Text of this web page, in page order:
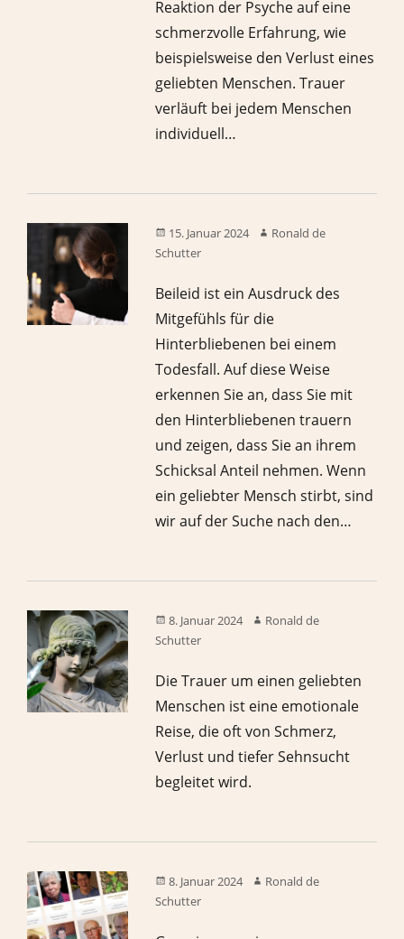
Reaktion der Psyche auf eine
schmerzvolle Erfahrung, wie
beispielsweise den Verlust eines
geliebten Menschen. Trauer
verläuft bei jedem Menschen
individuell…
15. Januar 2024
Ronald de
Schutter
Beileid ist ein Ausdruck des
Mitgefühls für die
Hinterbliebenen bei einem
Todesfall. Auf diese Weise
erkennen Sie an, dass Sie mit
den Hinterbliebenen trauern
und zeigen, dass Sie an ihrem
Schicksal Anteil nehmen. Wenn
ein geliebter Mensch stirbt, sind
wir auf der Suche nach den…
8. Januar 2024
Ronald de
Schutter
Die Trauer um einen geliebten
Menschen ist eine emotionale
Reise, die oft von Schmerz,
Verlust und tiefer Sehnsucht
begleitet wird.
8. Januar 2024
Ronald de
Schutter